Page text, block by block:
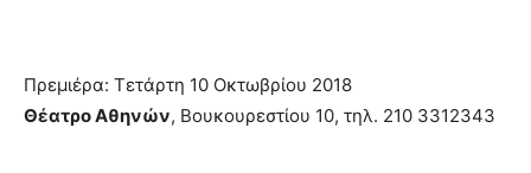
Πρεμιέρα: Τετάρτη 10 Οκτωβρίου 2018
Θέατρο Αθηνών, Βουκουρεστίου 10, τηλ. 210 3312343